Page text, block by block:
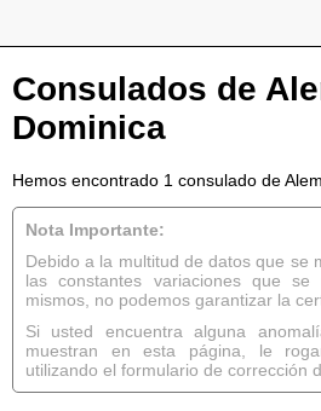
Consulados de
Dominica
Hemos encontrado 1 consulado de
Nota Importante:
Debido a la multitud de datos que se
las constantes variaciones que
mismos, no podemos garantizar la
Si usted encuentra alguna
muestran en esta página, le
utilizando el formulario de corrección